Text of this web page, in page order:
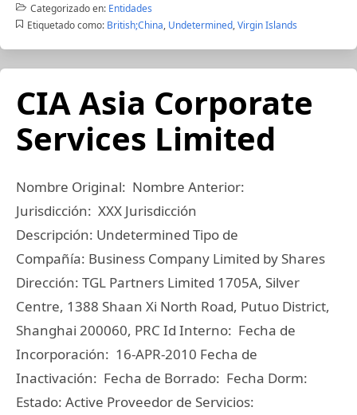
Categorizado en: Entidades
Etiquetado como: British;China, Undetermined,Virgin Islands
CIA Asia Corporate
Services Limited
Nombre Original: Nombre Anterior:
Jurisdicción: XXX Jurisdicción
Descripción: Undetermined Tipo de
Compañía: Business Company Limited by Shares
Dirección: TGL Partners Limited 1705A, Silver
Centre, 1388 Shaan Xi North Road, Putuo District,
Shanghai 200060, PRC Id Interno: Fecha de
Incorporación: 16-APR-2010 Fecha de
Inactivación: Fecha de Borrado: Fecha Dorm:
Estado: Active Proveedor de Servicios: